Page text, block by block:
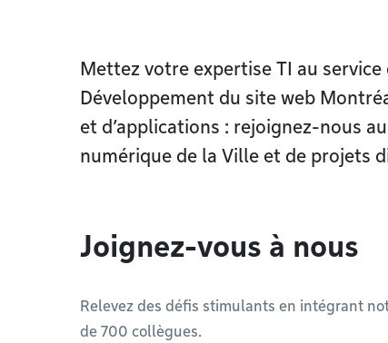
Mettez votre expertise TI au
Développement du site web
et d’applications : rejoignez-nous
numérique de la Ville et de projets
Joignez-vous à nous
Relevez des défis stimulants en intégrant
de 700 collègues.